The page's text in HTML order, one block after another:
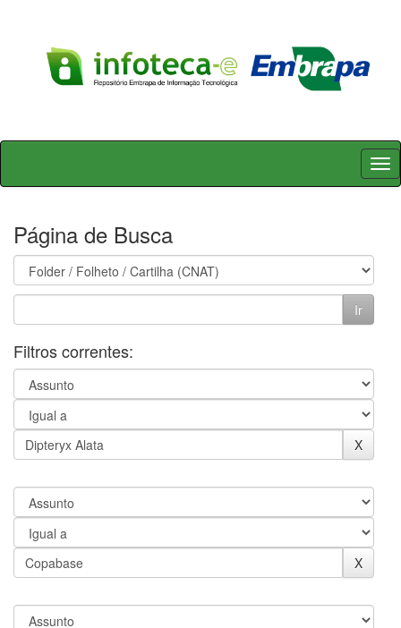
Skip
Página de Busca
Filtros correntes: